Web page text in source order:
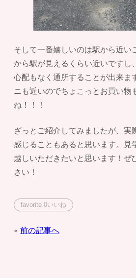
そして一番嬉しいのは駅から近い
から駅が見えるくらい近いですし
心配もなく通所することが出来ま
ニも近いのでちょこっとお買い物
ね！！！
ざっとご紹介してみましたが、実
感じることもあると思います。見
越しいただきたいと思います！ぜ
さい！
favorite 0いいね
投前の記事へ